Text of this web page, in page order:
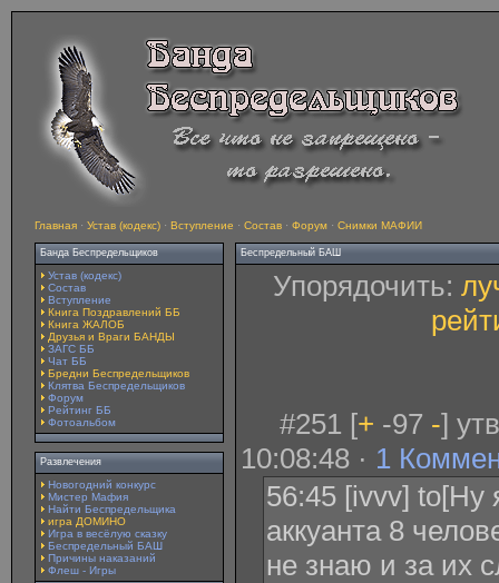
Главная · Устав (кодекс) · Вступление · Состав · Форум · Снимки МАФИИ
Банда Беспредельщиков
Устав (кодекс)
Состав
Вступление
Книга Поздравлений ББ
Книга ЖАЛОБ
Друзья и Враги БАНДЫ
ЗАГС ББ
Чат ББ
Бредни Беспредельщиков
Клятва Беспредельщиков
Форум
Рейтинг ББ
Фотоальбом
Развлечения
Новогодний конкурс
Мистер Мафия
Найти Беспредельщика
игра ДОМИНО
Игра в весёлую сказку
Беспредельный БАШ
Причины наказаний
Флеш - Игры
Беспредельный БАШ
Упорядочить:
#251 [+ -97 -]
10:08:48 · 1
56:45 [ivvv] to[Ну
аккуанта 8
не знаю и за их